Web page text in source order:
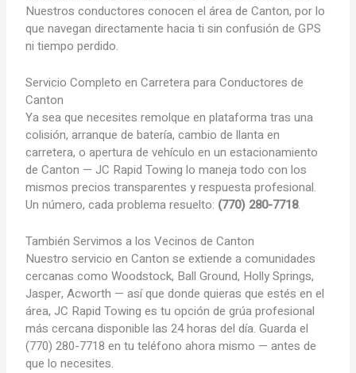
Nuestros conductores conocen el área de Canton, por lo
que navegan directamente hacia ti sin confusión de GPS
ni tiempo perdido.
Servicio Completo en Carretera para Conductores de
Canton
Ya sea que necesites remolque en plataforma tras una
colisión, arranque de batería, cambio de llanta en
carretera, o apertura de vehículo en un estacionamiento
de Canton — JC Rapid Towing lo maneja todo con los
mismos precios transparentes y respuesta profesional.
Un número, cada problema resuelto: (770) 280-7718.
También Servimos a los Vecinos de Canton
Nuestro servicio en Canton se extiende a comunidades
cercanas como Woodstock, Ball Ground, Holly Springs,
Jasper, Acworth — así que donde quieras que estés en el
área, JC Rapid Towing es tu opción de grúa profesional
más cercana disponible las 24 horas del día. Guarda el
(770) 280-7718 en tu teléfono ahora mismo — antes de
que lo necesites.